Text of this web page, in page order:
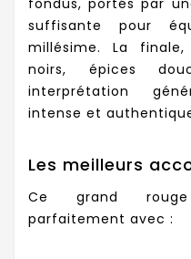
suffisante pour
millésime. La
noirs, épices
interprétation
intense et
Les meilleurs
Ce grand rouge
parfaitement avec :